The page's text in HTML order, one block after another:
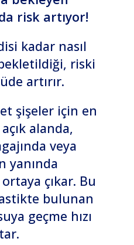
risk artıyor!
kadar nasıl
riski
artırır.
şişeler için en
alanda,
veya
yanında
çıkar. Bu
bulunan
geçme hızı